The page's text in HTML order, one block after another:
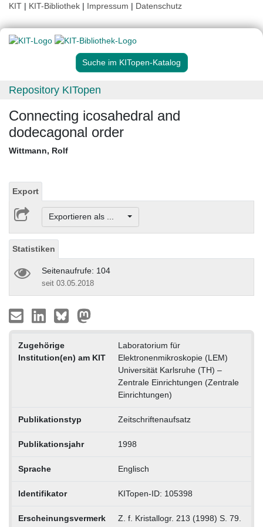
KIT | KIT-Bibliothek | Impressum | Datenschutz
Suche im KITopen-Katalog
Repository KITopen
Connecting icosahedral and
dodecagonal order
Wittmann, Rolf
Export
Exportieren als ...
Statistiken
Seitenaufrufe: 104
seit 03.05.2018
Zugehörige
Institution(en) am KIT
Laboratorium für
Elektronenmikroskopie (LEM)
Universität Karlsruhe (TH) –
Zentrale Einrichtungen (Zentrale
Einrichtungen)
Publikationstyp Zeitschriftenaufsatz
Publikationsjahr 1998
Sprache Englisch
Identifikator KITopen-ID: 105398
Erscheinungsvermerk Z. f. Kristallogr. 213 (1998) S. 79.